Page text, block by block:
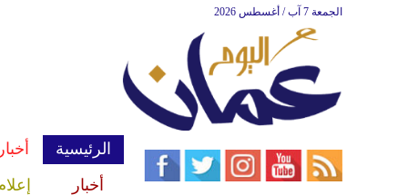
الجمعة 7 آب / أغسطس 2026
الرئيسية
أخبار